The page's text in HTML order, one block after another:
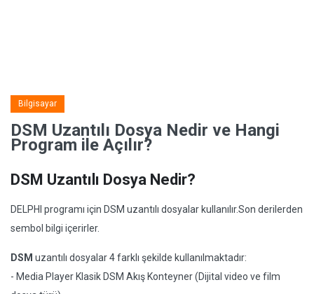
Bilgisayar
DSM Uzantılı Dosya Nedir ve Hangi
Program ile Açılır?
DSM Uzantılı Dosya Nedir?
DELPHI programı için DSM uzantılı dosyalar kullanılır.Son derilerden
sembol bilgi içerirler.
DSM uzantılı dosyalar 4 farklı şekilde kullanılmaktadır:
- Media Player Klasik DSM Akış Konteyner (Dijital video ve film